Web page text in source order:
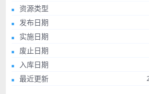
资源类型
发布日期
实施日期
废止日期
入库日期
最近更新